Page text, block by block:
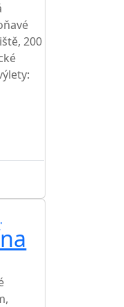
200